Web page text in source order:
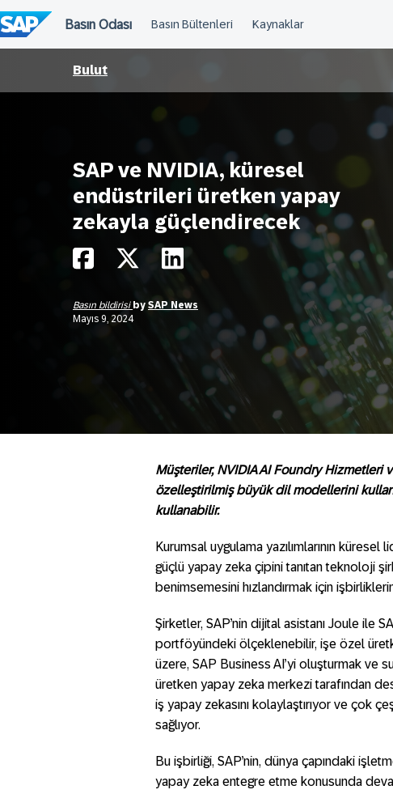
atla
Bulut
SAP ve NVIDIA, küresel
endüstrileri üretken yapay
zekayla güçlendirecek
Basın bildirisi by SAP News
Mayıs 9, 2024
Müşteriler, NVIDIA AI Foundry Hizmetleri
özelleştirilmiş büyük dil modellerini
kullanabilir.
Kurumsal uygulama yazılımlarının
güçlü yapay zeka çipini tanıtan teknoloji
benimsemesini hızlandırmak için
Şirketler, SAP’nin dijital asistanı Joule ile
portföyündeki ölçeklenebilir, işe özel
üzere, SAP Business AI’yi oluşturmak ve
üretken yapay zeka merkezi tarafından
iş yapay zekasını kolaylaştırıyor ve çok
sağlıyor.
Bu işbirliği, SAP’nin, dünya çapındaki
yapay zeka entegre etme konusunda